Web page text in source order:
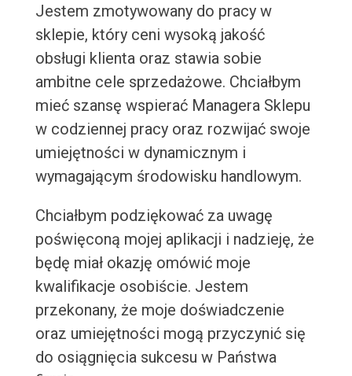
Jestem zmotywowany do pracy w
sklepie, który ceni wysoką jakość
obsługi klienta oraz stawia sobie
ambitne cele sprzedażowe. Chciałbym
mieć szansę wspierać Managera Sklepu
w codziennej pracy oraz rozwijać swoje
umiejętności w dynamicznym i
wymagającym środowisku handlowym.
Chciałbym podziękować za uwagę
poświęconą mojej aplikacji i nadzieję, że
będę miał okazję omówić moje
kwalifikacje osobiście. Jestem
przekonany, że moje doświadczenie
oraz umiejętności mogą przyczynić się
do osiągnięcia sukcesu w Państwa